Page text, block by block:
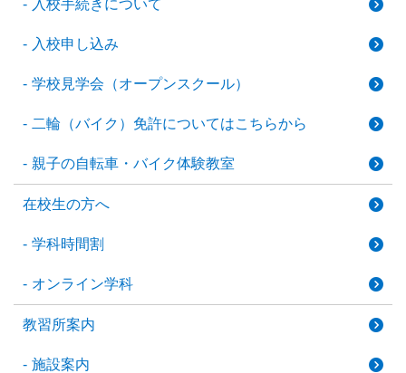
入校手続きについて
入校申し込み
学校見学会（オープンスクール）
二輪（バイク）免許についてはこちらから
親子の自転車・バイク体験教室
在校生の方へ
学科時間割
オンライン学科
教習所案内
施設案内